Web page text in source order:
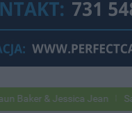
Jessica Jean Samochody